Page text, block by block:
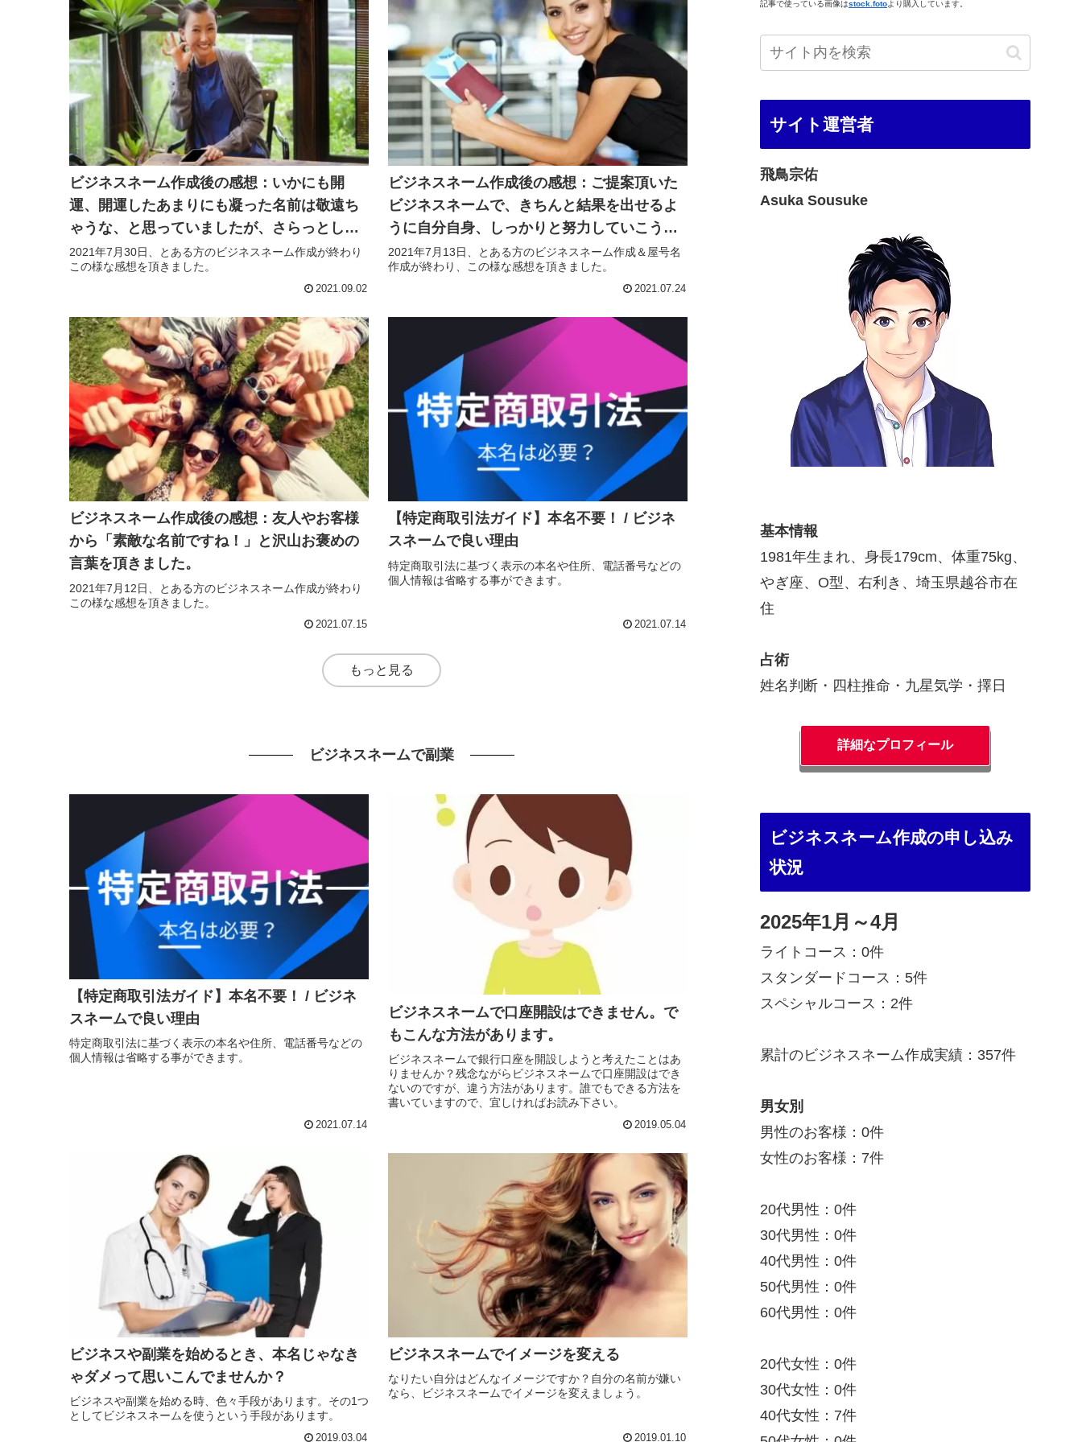
ビジネスネーム作成後の感想：いかにも開
運、開運したあまりにも凝った名前は敬遠ち
ゃうな、と思っていましたが、さらっとした
感じで良かったです。
2021年7月30日、とある方のビジネスネーム作成が終わり
この様な感想を頂きました。
2021.09.02
ビジネスネーム作成後の感想：ご提案頂いた
ビジネスネームで、きちんと結果を出せるよ
うに自分自身、しっかりと努力していこうと
決意が新たになりました。
2021年7月13日、とある方のビジネスネーム作成＆屋号名
作成が終わり、この様な感想を頂きました。
2021.07.24
ビジネスネーム作成後の感想：友人やお客様
から「素敵な名前ですね！」と沢山お褒めの
言葉を頂きました。
2021年7月12日、とある方のビジネスネーム作成が終わり
この様な感想を頂きました。
2021.07.15
【特定商取引法ガイド】本名不要！ / ビジネ
スネームで良い理由
特定商取引法に基づく表示の本名や住所、電話番号などの
個人情報は省略する事ができます。
2021.07.14
もっと見る
ビジネスネームで副業
【特定商取引法ガイド】本名不要！ / ビジネ
スネームで良い理由
特定商取引法に基づく表示の本名や住所、電話番号などの
個人情報は省略する事ができます。
2021.07.14
ビジネスネームで口座開設はできません。で
もこんな方法があります。
ビジネスネームで銀行口座を開設しようと考えたことはあ
りませんか？残念ながらビジネスネームで口座開設はでき
ないのですが、違う方法があります。誰でもできる方法を
書いていますので、宜しければお読み下さい。
2019.05.04
ビジネスや副業を始めるとき、本名じゃなき
ゃダメって思いこんでませんか？
ビジネスや副業を始める時、色々手段があります。その1つ
としてビジネスネームを使うという手段があります。
2019.03.04
ビジネスネームでイメージを変える
なりたい自分はどんなイメージですか？自分の名前が嫌い
なら、ビジネスネームでイメージを変えましょう。
2019.01.10
記事で使っている画像はstock.fotoより購入しています。
サイト運営者
飛鳥宗佑
Asuka Sousuke
基本情報
1981年生まれ、身長179cm、体重75kg、
やぎ座、O型、右利き、埼玉県越谷市在
住
占術
姓名判断・四柱推命・九星気学・擇日
詳細なプロフィール
ビジネスネーム作成の申し込み
状況
2025年1月～4月
ライトコース：0件
スタンダードコース：5件
スペシャルコース：2件
累計のビジネスネーム作成実績：357件
男女別
男性のお客様：0件
女性のお客様：7件
20代男性：0件
30代男性：0件
40代男性：0件
50代男性：0件
60代男性：0件
20代女性：0件
30代女性：0件
40代女性：7件